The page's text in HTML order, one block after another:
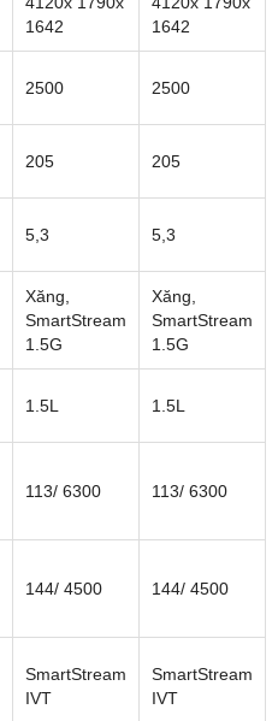
1642
1642
2500 2500
205 205
5,3 5,3
Xăng,
SmartStream
1.5G
Xăng,
SmartStream
1.5G
1.5L 1.5L
113/ 6300 113/ 6300
144/ 4500 144/ 4500
SmartStream
IVT
SmartStream
IVT